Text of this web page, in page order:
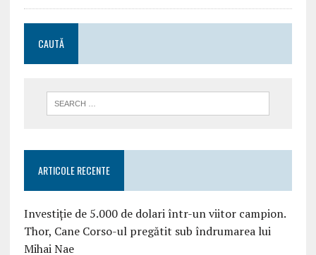
CAUTĂ
ARTICOLE RECENTE
Investiție de 5.000 de dolari într-un viitor campion.
Thor, Cane Corso-ul pregătit sub îndrumarea lui
Mihai Nae